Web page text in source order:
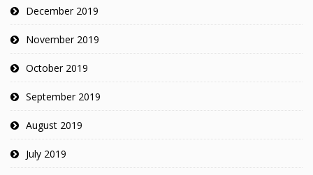
December 2019
November 2019
October 2019
September 2019
August 2019
July 2019